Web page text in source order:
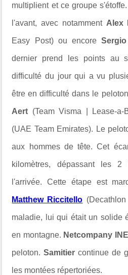
multiplient et ce groupe
l'avant, avec notamment Alex
Easy Post) ou encore
dernier prend les points au
difficulté du jour qui a vu
être en difficulté dans le
Aert (Team Visma | Lease-
(UAE Team Emirates). Le
aux hommes de tête. Cet
kilomètres, dépassant les
l'arrivée. Cette étape est
Matthew Riccitello
maladie, lui qui était un solide
en montagne. Netcompany
peloton.Samitiercontinue de
les montées répertoriées.